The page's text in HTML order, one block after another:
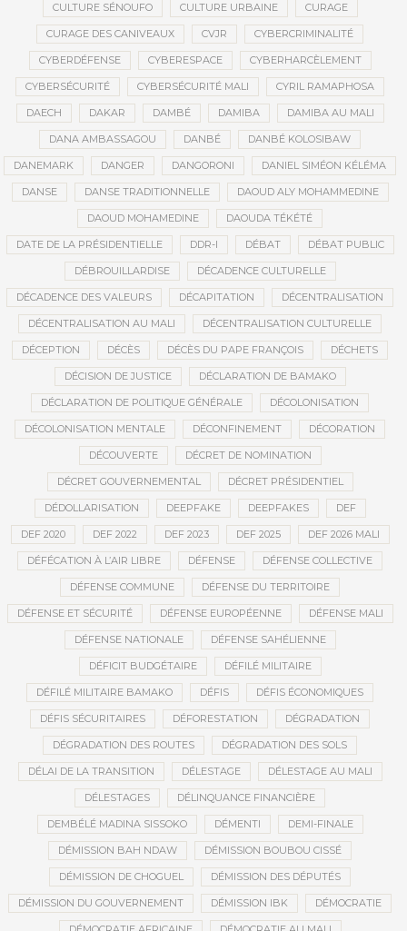
CULTURE SÉNOUFO CULTURE URBAINE CURAGE
CURAGE DES CANIVEAUX CVJR CYBERCRIMINALITÉ
CYBERDÉFENSE CYBERESPACE CYBERHARCÈLEMENT
CYBERSÉCURITÉ CYBERSÉCURITÉ MALI CYRIL RAMAPHOSA
DAECH DAKAR DAMBÉ DAMIBA DAMIBA AU MALI
DANA AMBASSAGOU DANBÉ DANBÉ KOLOSIBAW
DANEMARK DANGER DANGORONI DANIEL SIMÉON KÉLÉMA
DANSE DANSE TRADITIONNELLE DAOUD ALY MOHAMMEDINE
DAOUD MOHAMEDINE DAOUDA TÉKÉTÉ
DATE DE LA PRÉSIDENTIELLE DDR-I DÉBAT DÉBAT PUBLIC
DÉBROUILLARDISE DÉCADENCE CULTURELLE
DÉCADENCE DES VALEURS DÉCAPITATION DÉCENTRALISATION
DÉCENTRALISATION AU MALI DÉCENTRALISATION CULTURELLE
DÉCEPTION DÉCÈS DÉCÈS DU PAPE FRANÇOIS DÉCHETS
DÉCISION DE JUSTICE DÉCLARATION DE BAMAKO
DÉCLARATION DE POLITIQUE GÉNÉRALE DÉCOLONISATION
DÉCOLONISATION MENTALE DÉCONFINEMENT DÉCORATION
DÉCOUVERTE DÉCRET DE NOMINATION
DÉCRET GOUVERNEMENTAL DÉCRET PRÉSIDENTIEL
DÉDOLLARISATION DEEPFAKE DEEPFAKES DEF
DEF 2020 DEF 2022 DEF 2023 DEF 2025 DEF 2026 MALI
DÉFÉCATION À L’AIR LIBRE DÉFENSE DÉFENSE COLLECTIVE
DÉFENSE COMMUNE DÉFENSE DU TERRITOIRE
DÉFENSE ET SÉCURITÉ DÉFENSE EUROPÉENNE DÉFENSE MALI
DÉFENSE NATIONALE DÉFENSE SAHÉLIENNE
DÉFICIT BUDGÉTAIRE DÉFILÉ MILITAIRE
DÉFILÉ MILITAIRE BAMAKO DÉFIS DÉFIS ÉCONOMIQUES
DÉFIS SÉCURITAIRES DÉFORESTATION DÉGRADATION
DÉGRADATION DES ROUTES DÉGRADATION DES SOLS
DÉLAI DE LA TRANSITION DÉLESTAGE DÉLESTAGE AU MALI
DÉLESTAGES DÉLINQUANCE FINANCIÈRE
DEMBÉLÉ MADINA SISSOKO DÉMENTI DEMI-FINALE
DÉMISSION BAH NDAW DÉMISSION BOUBOU CISSÉ
DÉMISSION DE CHOGUEL DÉMISSION DES DÉPUTÉS
DÉMISSION DU GOUVERNEMENT DÉMISSION IBK DÉMOCRATIE